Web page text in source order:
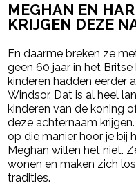
MEGHAN EN
KRIJGEN DEZE
En daarme breken ze
geen 60 jaar in het
kinderen hadden eerder
Windsor. Dat is al heel
kinderen van de koning
deze achternaam
op die manier hoor je bij
Meghan willen het niet.
wonen en maken zich
tradities.